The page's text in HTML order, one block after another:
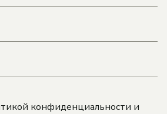
конфиденциальности и